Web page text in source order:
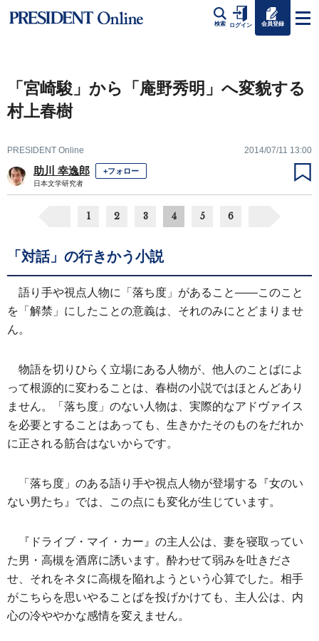
検索 ログイン 会員登録
「宮崎駿」から「庵野秀明」へ変貌する
村上春樹
PRESIDENT Online 2014/07/11 13:00
助川 幸逸郎 +フォロー
日本文学研究者
1 2 3 4 5 6
「対話」の行きかう小説
語り手や視点人物に「落ち度」があること――このこと
を「解禁」にしたことの意義は、それのみにとどまりませ
ん。
物語を切りひらく立場にある人物が、他人のことばによ
って根源的に変わることは、春樹の小説ではほとんどあり
ません。「落ち度」のない人物は、実際的なアドヴァイス
を必要とすることはあっても、生きかたそのものをだれか
に正される筋合はないからです。
「落ち度」のある語り手や視点人物が登場する『女のい
ない男たち』では、この点にも変化が生じています。
『ドライブ・マイ・カー』の主人公は、妻を寝取ってい
た男・高槻を酒席に誘います。酔わせて弱みを吐きださ
せ、それをネタに高槻を陥れようという心算でした。相手
がこちらを思いやることばを投げかけても、主人公は、内
心の冷ややかな感情を変えません。